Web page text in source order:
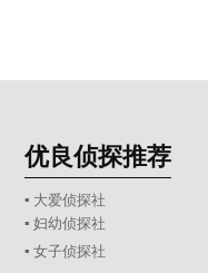
优良侦探推荐
▪ 大爱侦探社
▪ 妇幼侦探社
▪ 女子侦探社